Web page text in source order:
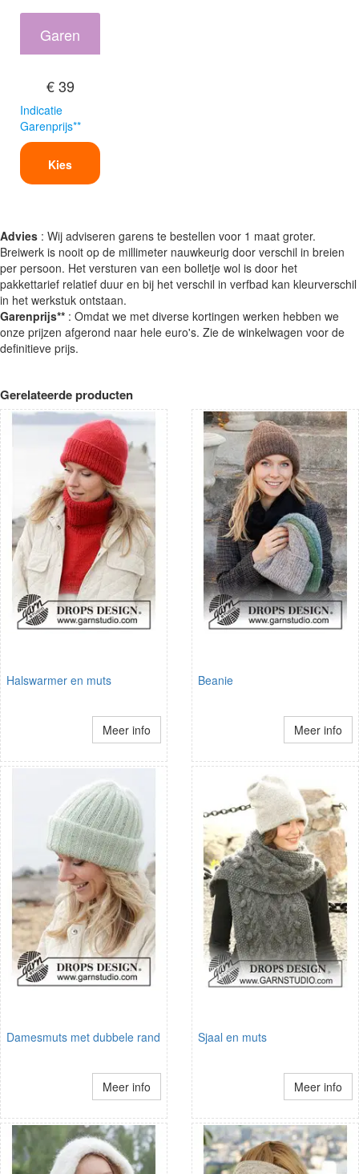
Garen
€ 39
Indicatie
Garenprijs**
Kies
Advies : Wij adviseren garens te bestellen voor 1 maat groter.
Breiwerk is nooit op de millimeter nauwkeurig door verschil in breien
per persoon. Het versturen van een bolletje wol is door het
pakkettarief relatief duur en bij het verschil in verfbad kan kleurverschil
in het werkstuk ontstaan.
Garenprijs** : Omdat we met diverse kortingen werken hebben we
onze prijzen afgerond naar hele euro's. Zie de winkelwagen voor de
definitieve prijs.
Gerelateerde producten
Halswarmer en muts
Meer info
Beanie
Meer info
Damesmuts met dubbele rand
Meer info
Sjaal en muts
Meer info